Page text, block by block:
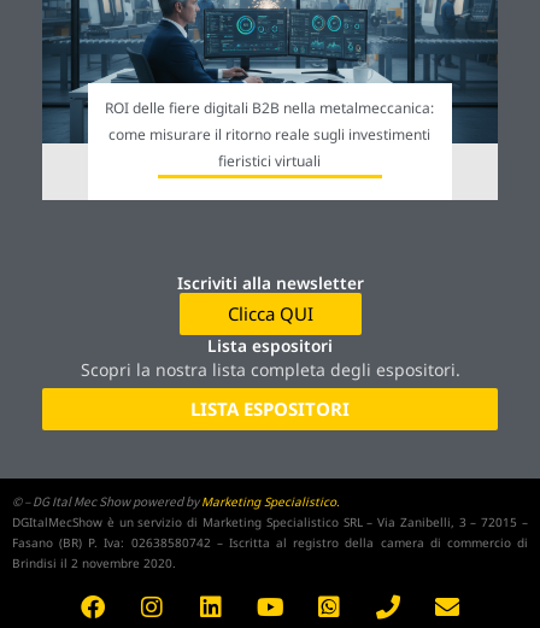
ROI delle fiere digitali B2B nella metalmeccanica:
come misurare il ritorno reale sugli investimenti
fieristici virtuali
Iscriviti alla newsletter
Clicca QUI
Lista espositori
Scopri la nostra lista completa degli espositori.
LISTA ESPOSITORI
©– DG Ital Mec Show powered byMarketing Specialistico.
DGItalMecShow è un servizio di Marketing Specialistico SRL – Via Zanibelli, 3 – 72015 –
Fasano (BR) P. Iva: 02638580742 – Iscritta al registro della camera di commercio di
Brindisi il 2 novembre 2020.
F I L Y W P E